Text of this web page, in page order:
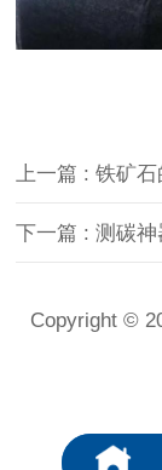
上一篇 : 铁矿
下一篇 : 测碳
Copyright ©